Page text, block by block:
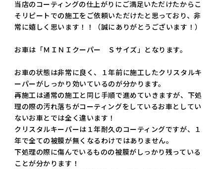
当店のコーティングの仕上がりにご満足いただけたからこ
そリピートでの施工をご依頼いただけたと思っており、非
常に嬉しく思います！！（誠にありがとうございます！）
お車は「ＭＩＮＩクーパー Ｓサイズ」となります。
お車の状態は非常に良く、１年前に施工したクリスタルキ
ーパーがしっかり効いているのが分かります。
再施工は通常の施工と同じ手順で進めていきますが、下処
理の際の汚れ落ちがコーティングをしているお車としてい
ないお車とでは全く違います！
クリスタルキーパーは１年耐久のコーティングですが、１
年で全ての被膜が無くなるわけではありません。
下処理の際に傷んでいるものの被膜がしっかり残っている
ことが分かります！